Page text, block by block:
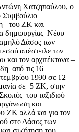
Χατζηπαύλου, ο
Συμβούλιο
του ΖΚ και
δημιουργίας Νέου
Δάσος των
απέστειλε τον
τον αρχιτέκτονα –
από τις 16
1990 σε 12
σε 5 ΖΚ, στην
του ταξιδιού
και
ΖΚ αλλά και για τον
στο Δάσος των
συζήτηση του